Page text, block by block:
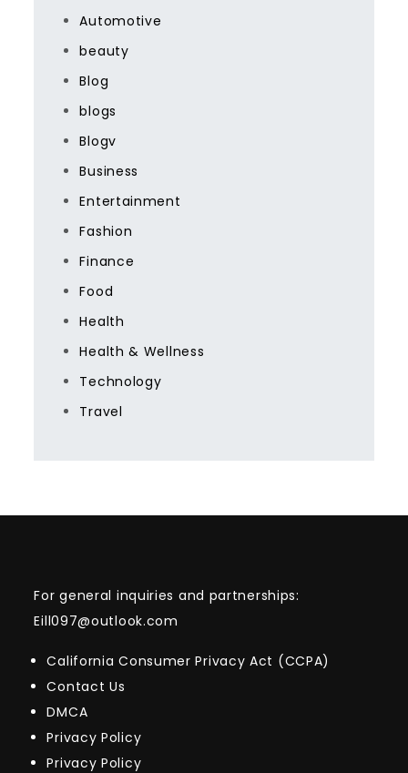
Automotive
beauty
Blog
blogs
Blogv
Business
Entertainment
Fashion
Finance
Food
Health
Health & Wellness
Technology
Travel
For general inquiries and partnerships:
Eill097@outlook.com
California Consumer Privacy Act (CCPA)
Contact Us
DMCA
Privacy Policy
Privacy Policy